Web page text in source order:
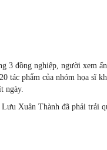
3 đồng nghiệp, người xem
tác phẩm của nhóm họa sĩ
ngày.
Xuân Thành đã phải trải